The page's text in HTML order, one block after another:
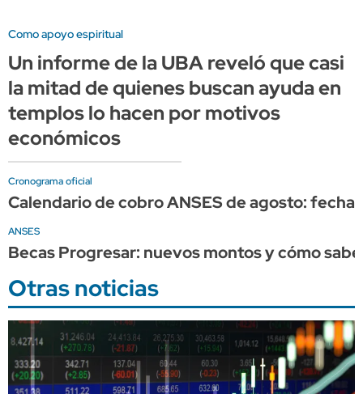
Como apoyo espiritual
Un informe de la UBA reveló que casi
la mitad de quienes buscan ayuda en
templos lo hacen por motivos
económicos
Cronograma oficial
Calendario de cobro ANSES de agosto:
ANSES
Becas Progresar: nuevos montos y cómo
Otras noticias